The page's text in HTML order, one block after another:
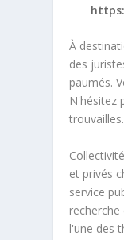
À
des
paumés.
N'hésitez
trouvailles.
et privés
service
l'une des